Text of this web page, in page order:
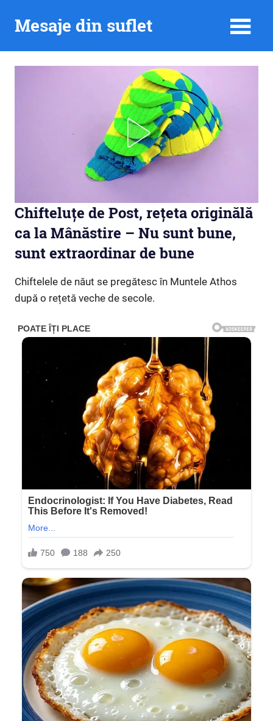
Mesaje din suflet
Chifteluțe de Post, rețeta originălă
ca la Mânăstire – Nu sunt bune,
sunt extraordinar de bune
Chiftelele de năut se pregătesc în Muntele Athos
după o rețetă veche de secole.